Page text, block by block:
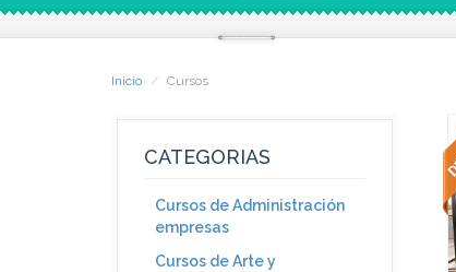
Inicio Cursos
CATEGORIAS
Cursos de Administración
empresas
Cursos de Arte y